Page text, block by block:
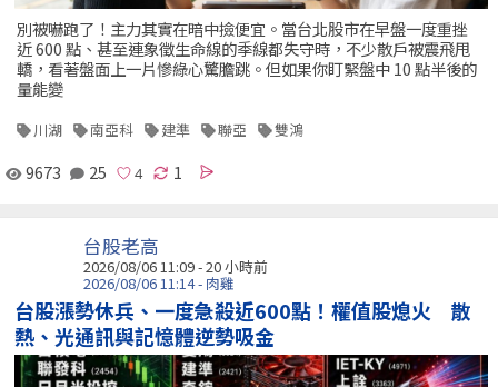
別被嚇跑了！主力其實在暗中撿便宜。當台北股市在早盤一度重挫
近 600 點、甚至連象徵生命線的季線都失守時，不少散戶被震飛甩
轎，看著盤面上一片慘綠心驚膽跳。但如果你盯緊盤中 10 點半後的
量能變
川湖 南亞科 建準 聯亞 雙鴻
9673 25 1
台股老高
2026/08/06 11:09 -20 小時前
2026/08/06 11:14 - 肉雞
台股漲勢休兵、一度急殺近600點！權值股熄火 散
熱、光通訊與記憶體逆勢吸金